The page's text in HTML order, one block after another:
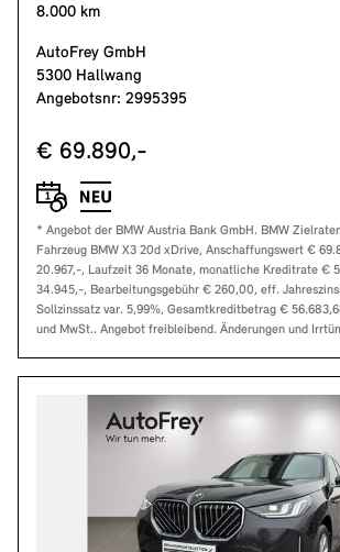
8.000 km
AutoFrey GmbH
5300 Hallwang
Angebotsnr: 2995395
€ 69.890,-
* Angebot der BMW Austria Bank GmbH. BMW
Fahrzeug BMW X3 20d xDrive, Anschaffungswert €
20.967,-, Laufzeit 36 Monate, monatliche Kreditrate €
34.945,-, Bearbeitungsgebühr € 260,00, eff.
Sollzinssatz var. 5,99%, Gesamtkreditbetrag €
und MwSt.. Angebot freibleibend. Änderungen und